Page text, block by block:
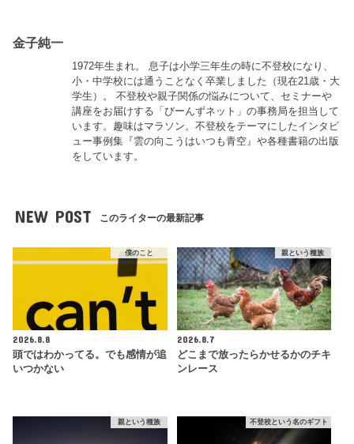
金子純一
1972年生まれ。 息子は小学三年生の時に不登校になり、
小・中学校には通うことなく卒業しました（現在21歳・大
学生）。 不登校や親子関係の悩みについて、セミナーや
講座をお届けする「びーんずネット」の事務局を担当して
います。趣味はマラソン。不登校をテーマにしたインタビ
ュー事例集『雲の向こうはいつも青空』や各種書籍の出版
をしています。
NEW POST このライターの最新記事
僕のこと
2026.8.8
頭ではわかってる。でも感情が追
いつかない
親という種族
2026.8.7
どこまで放ったらかせるかのチキ
ンレース
親という種族 不登校という名のギフト